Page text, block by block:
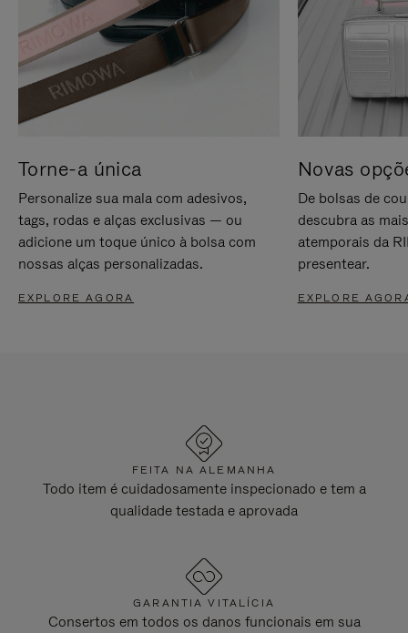
Torne-a única
Personalize sua mala com adesivos,
tags, rodas e alças exclusivas — ou
adicione um toque único à bolsa com
nossas alças personalizadas.
EXPLORE AGORA
Novas
De bolsas de
descubra as
atemporais da
presentear.
EXPLORE
FEITA NA ALEMANHA
Todo item é cuidadosamente inspecionado e tem a
qualidade testada e aprovada
GARANTIA VITALÍCIA
Consertos em todos os danos funcionais em sua